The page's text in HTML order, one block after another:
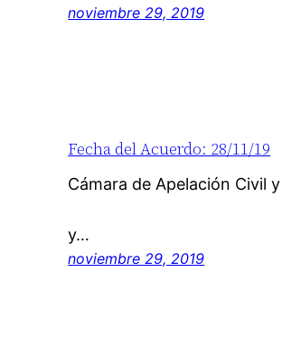
noviembre 29, 2019
Fecha del Acuerdo: 28/11/19
Cámara de
Juzgado
y…
noviembre 29, 2019